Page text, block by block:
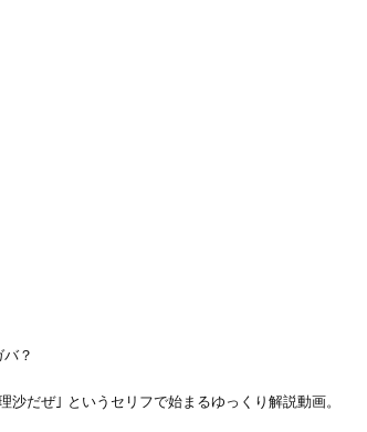
？
沙だぜ｣ というセリフで始まるゆっくり解説動画。